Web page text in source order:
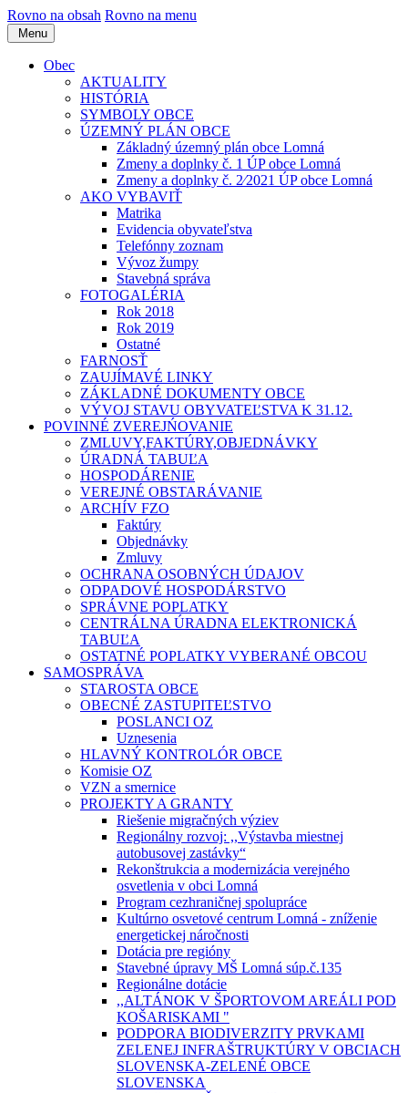
Rovno na obsah Rovno na menu
Menu
Obec
AKTUALITY
HISTÓRIA
SYMBOLY OBCE
ÚZEMNÝ PLÁN OBCE
Základný územný plán obce Lomná
Zmeny a doplnky č. 1 ÚP obce Lomná
Zmeny a doplnky č. 2⁄2021 ÚP obce Lomná
AKO VYBAVIŤ
Matrika
Evidencia obyvateľstva
Telefónny zoznam
Vývoz žumpy
Stavebná správa
FOTOGALÉRIA
Rok 2018
Rok 2019
Ostatné
FARNOSŤ
ZAUJÍMAVÉ LINKY
ZÁKLADNÉ DOKUMENTY OBCE
VÝVOJ STAVU OBYVATEĽSTVA K 31.12.
POVINNÉ ZVEREJŃOVANIE
ZMLUVY,FAKTÚRY,OBJEDNÁVKY
ÚRADNÁ TABUĽA
HOSPODÁRENIE
VEREJNÉ OBSTARÁVANIE
ARCHÍV FZO
Faktúry
Objednávky
Zmluvy
OCHRANA OSOBNÝCH ÚDAJOV
ODPADOVÉ HOSPODÁRSTVO
SPRÁVNE POPLATKY
CENTRÁLNA ÚRADNA ELEKTRONICKÁ
TABUĽA
OSTATNÉ POPLATKY VYBERANÉ OBCOU
SAMOSPRÁVA
STAROSTA OBCE
OBECNÉ ZASTUPITEĽSTVO
POSLANCI OZ
Uznesenia
HLAVNÝ KONTROLÓR OBCE
Komisie OZ
VZN a smernice
PROJEKTY A GRANTY
Riešenie migračných výziev
Regionálny rozvoj: ,,Výstavba miestnej
autobusovej zastávky“
Rekonštrukcia a modernizácia verejného
osvetlenia v obci Lomná
Program cezhraničnej spolupráce
Kultúrno osvetové centrum Lomná - zníženie
energetickej náročnosti
Dotácia pre regióny
Stavebné úpravy MŠ Lomná súp.č.135
Regionálne dotácie
,,ALTÁNOK V ŠPORTOVOM AREÁLI POD
KOŠARISKAMI "
PODPORA BIODIVERZITY PRVKAMI
ZELENEJ INFRAŠTRUKTÚRY V OBCIACH
SLOVENSKA-ZELENÉ OBCE
SLOVENSKA